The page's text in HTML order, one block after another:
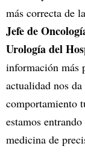
más correcta de
Jefe de
Urología del
información más
actualidad nos
comportamiento
estamos
medicina de